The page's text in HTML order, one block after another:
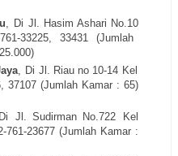
, DiJl. Hasim Ashari No.10
761-33225, 33431(Jumlah
, DiJl. Riau no 10-14 Kel
37107(Jumlah Kamar : 65)
Jl. Sudirman
No.722 Kel
761-23677(Jumlah Kamar :